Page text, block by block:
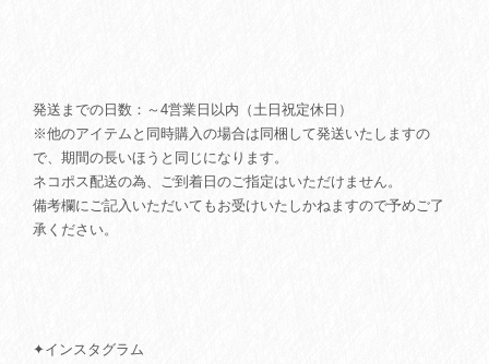
発送までの日数：～4営業日以内（土日祝定休日）
※他のアイテムと同時購入の場合は同梱して発送いたしますの
で、期間の長いほうと同じになります。
ネコポス配送の為、ご到着日のご指定はいただけません。
備考欄にご記入いただいてもお受けいたしかねますので予めご了
承ください。
✦インスタグラム